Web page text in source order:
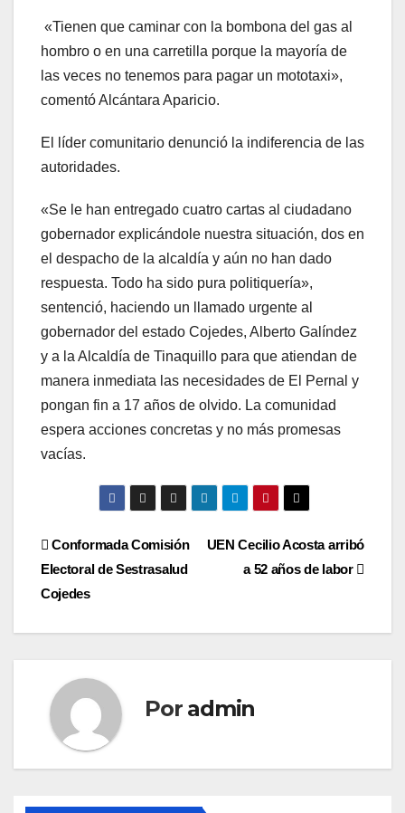
«Tienen que caminar con la bombona del gas al
hombro o en una carretilla porque la mayoría de
las veces no tenemos para pagar un mototaxi»,
comentó Alcántara Aparicio.
El líder comunitario denunció la indiferencia de las
autoridades.
«Se le han entregado cuatro cartas al ciudadano
gobernador explicándole nuestra situación, dos en
el despacho de la alcaldía y aún no han dado
respuesta. Todo ha sido pura politiquería»,
sentenció, haciendo un llamado urgente al
gobernador del estado Cojedes, Alberto Galíndez
y a la Alcaldía de Tinaquillo para que atiendan de
manera inmediata las necesidades de El Pernal y
pongan fin a 17 años de olvido. La comunidad
espera acciones concretas y no más promesas
vacías.
Navegación
de
entradas
UEN Cecilio Acosta arribó
a 52 años de labor
Conformada Comisión
Electoral de Sestrasalud
Cojedes
Por admin